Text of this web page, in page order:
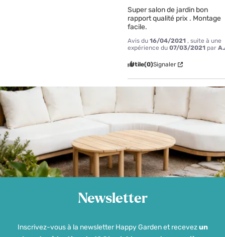
Super salon de jardin bon
rapport qualité prix . Montage
facile.
Avis du16/04/2021 , suite à une
expérience du07/03/2021 par
Utile(0)Signaler
Newsletter
Inscrivez-vous à la newsletter Happy Garden et recevezun